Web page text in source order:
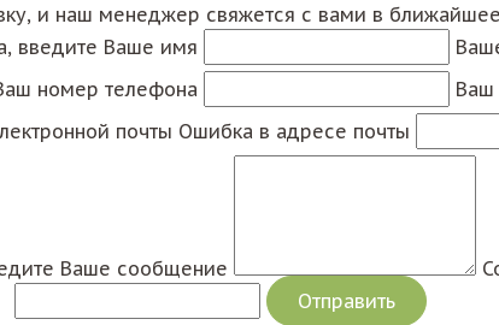
и наш менеджер свяжется с вами в
введите Ваше имя
номер телефона
Ваш
почты Ошибка в адресе почты
Ваше сообщение